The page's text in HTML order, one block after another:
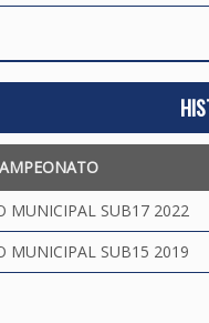
MUNICIPAL SUB17 2022
MUNICIPAL SUB15 2019